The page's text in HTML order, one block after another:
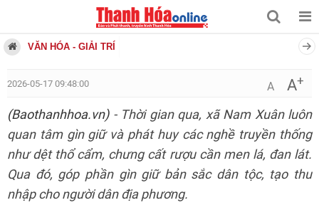
VĂN HÓA - GIẢI TRÍ
2026-05-17 09:48:00 A A+
(Baothanhhoa.vn)- Thời gian qua, xã Nam Xuân luôn
quan tâm gìn giữ và phát huy các nghề truyền thống
như dệt thổ cẩm, chưng cất rượu cần men lá, đan lát.
Qua đó, góp phần gìn giữ bản sắc dân tộc, tạo thu
nhập cho người dân địa phương.